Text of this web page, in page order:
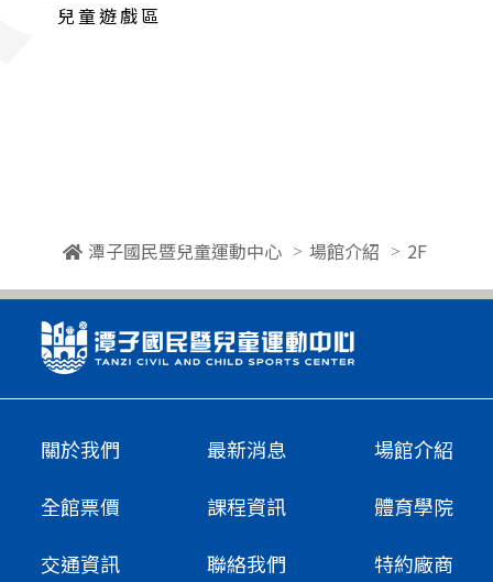
兒童遊戲區
潭子國民暨兒童運動中心 場館介紹 2F
關於我們 最新消息
場館介紹
全館票價
課程資訊
體育學院
交通資訊
聯絡我們
特約廠商